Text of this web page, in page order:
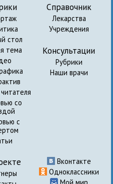
стол
тема
со
с
Справочник
Лекарства
Учреждения
Консультации
Рубрики
Наши врачи
Вконтакте
Одноклассники
Мой мир